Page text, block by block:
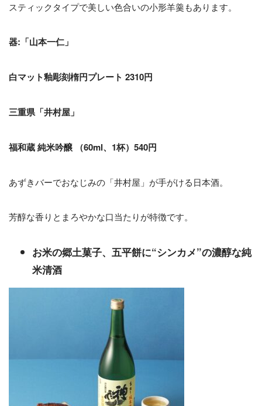
スティックタイプで美しい色合いの小形羊羹もあります。
器:「山本一仁」
白マット釉彫刻楕円プレート 2310円
三重県「井村屋」
福和蔵 純米吟醸 （60ml、1杯）540円
あずきバーでおなじみの「井村屋」が手がける日本酒。
芳醇な香りとまろやかな口当たりが特徴です。
お米の郷土菓子、五平餅に“シンカメ”の濃醇な純
米清酒